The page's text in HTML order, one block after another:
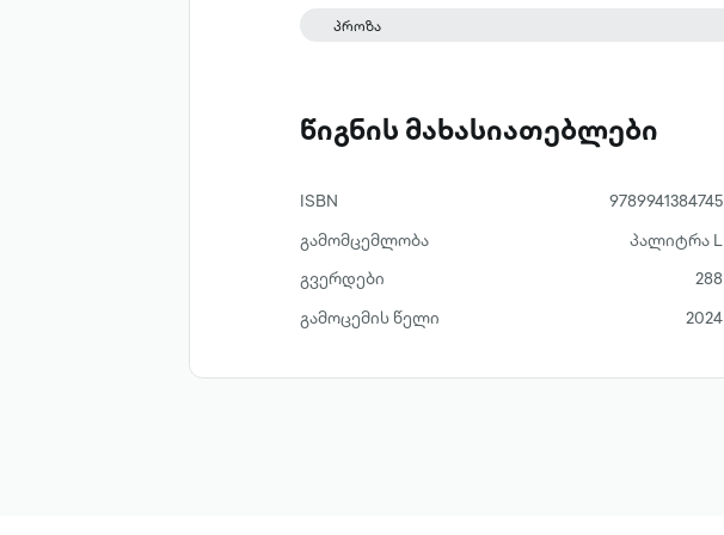
პროზა
წიგნის მახასიათებლები
ISBN
9789941384745
გამომცემლობა
პალიტრა L
გვერდები
288
გამოცემის წელი
2024